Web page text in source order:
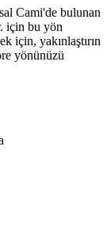
Cami'de bulunan
için bu yön
için, yakınlaştırın
yönünüzü